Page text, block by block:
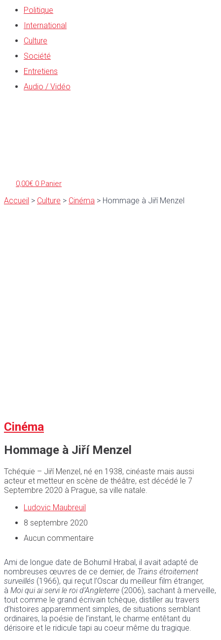
Politique
International
Culture
Société
Entretiens
Audio / Vidéo
0,00€ 0 Panier
Accueil > Culture > Cinéma > Hommage à Jiří Menzel
Cinéma
Hommage à Jiří Menzel
Tchéquie – Jiří Menzel, né en 1938, cinéaste mais aussi
acteur et metteur en scène de théâtre, est décédé le 7
Septembre 2020 à Prague, sa ville natale.
Ludovic Maubreuil
8 septembre 2020
Aucun commentaire
Ami de longue date de Bohumil Hrabal, il avait adapté de
nombreuses œuvres de ce dernier, de Trains étroitement
surveillés (1966), qui reçut l’Oscar du meilleur film étranger,
à Moi qui ai servi le roi d’Angleterre (2006), sachant à merveille,
tout comme le grand écrivain tchèque, distiller au travers
d’histoires apparemment simples, de situations semblant
ordinaires, la poésie de l’instant, le charme entêtant du
dérisoire et le ridicule tapi au coeur même du tragique.